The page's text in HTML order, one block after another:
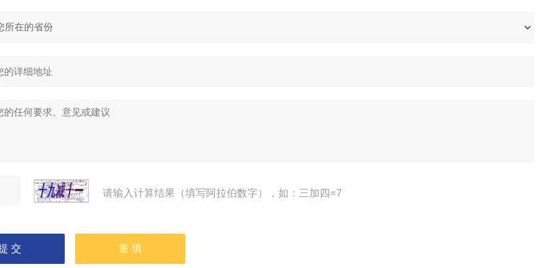
请输入计算结果（填写阿拉伯数字），如：三加四=7